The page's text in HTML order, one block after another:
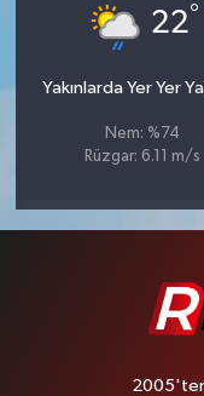
22°
Yakınlarda Yer Yer
Nem: %74
Rüzgar: 6.11 m/s
2005'ten